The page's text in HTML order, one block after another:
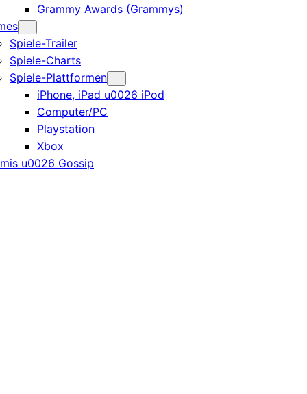
Grammy Awards (Grammys)
Spiele-Trailer
Spiele-Charts
Spiele-Plattformen
iPhone, iPad u0026 iPod
Computer/PC
Playstation
Xbox
u0026 Gossip